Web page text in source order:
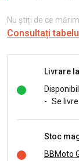
Nu știți de ce
Consultați
Livrare
Disponibil
- Se
Stoc
BBMoto